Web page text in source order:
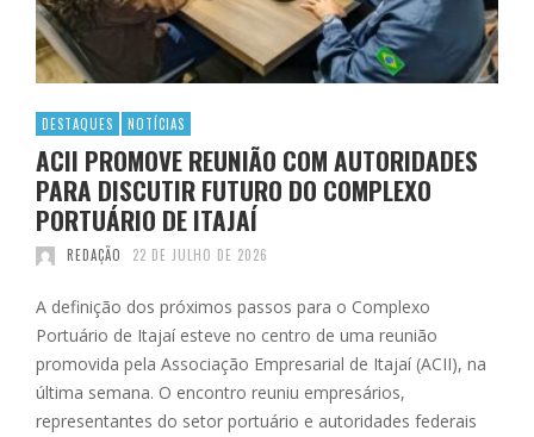
DESTAQUES NOTÍCIAS
ACII PROMOVE REUNIÃO COM AUTORIDADES
PARA DISCUTIR FUTURO DO COMPLEXO
PORTUÁRIO DE ITAJAÍ
REDAÇÃO 22 DE JULHO DE 2026
A definição dos próximos passos para o Complexo
Portuário de Itajaí esteve no centro de uma reunião
promovida pela Associação Empresarial de Itajaí (ACII), na
última semana. O encontro reuniu empresários,
representantes do setor portuário e autoridades federais